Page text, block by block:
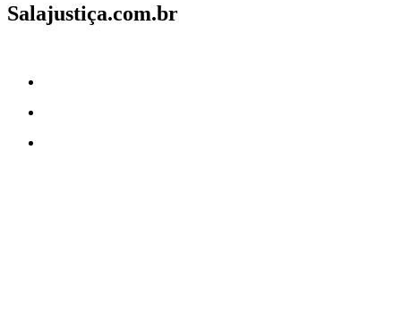
Salajustiça.com.br